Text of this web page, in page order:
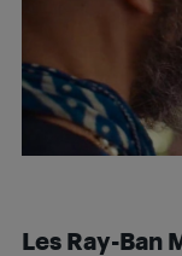
Les Ray-Ban